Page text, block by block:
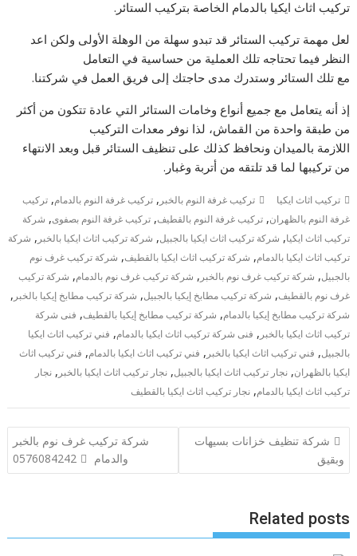
تركيب اثاث ايكيا بالدمام الخاصة بتركيب الستائر.
لعل مهمة تركيب الستائر قد تبدو سهلة من الوهلة الأولى ولكن اعد
النظر فيما تحتاجه تلك العملية من حساسية في التعامل
مع تلك الستائر وستدرك مدى حاجتك إلى فريق العمل في شركتنا.
إذ أنه يتعامل مع جميع أنواع وخامات الستائر التي عادة تتكون من أكثر
من طبقة واحدة من القماش، لذا نوفر معدات التركيب
اللازمة بالميدان ونحافظ كذلك على تنظيف الستائر قبل وبعد الانتهاء
من تركيبها لما قد تلتقه من أتربة وغبار.
تركيب اثاث ايكيا تركيب غرفة النوم بالخبر ,تركيب غرفة النوم بالدمام,تركيب
غرفة النوم بالظهران,تركيب غرفة النوم بالقطيف,تركيب غرفة النوم بصفوى, شركة
تركيب اثاث ايكيا, شركة تركيب اثاث ايكيا بالجبيل, شركة تركيب اثاث ايكيا بالخبر , شركة
تركيب اثاث ايكيا بالدمام, شركة تركيب اثاث ايكيا بالقطيف, شركة تركيب غرف نوم
بالجبيل, شركة تركيب غرف نوم بالخبر , شركة تركيب غرف نوم بالدمام, شركة تركيب
غرف نوم بالقطيف, شركة تركيب مطابخ إيكيا بالجبيل, شركة تركيب مطابخ إيكيا بالخبر ,
شركة تركيب مطابخ إيكيا بالدمام, شركة تركيب مطابخ إيكيا بالقطيف, فنى شركة
تركيب اثاث ايكيا بالخبر , فنى شركة تركيب اثاث ايكيا بالدمام, فني تركيب اثاث ايكيا
بالجبيل, فني تركيب اثاث ايكيا بالخبر , فني تركيب اثاث ايكيا بالدمام, فني تركيب اثاث
ايكيا بالظهران,نجار تركيب اثاث ايكيا بالجبيل,نجار تركيب اثاث ايكيا بالخبر ,نجار
تركيب اثاث ايكيا بالدمام,نجار تركيب اثاث ايكيا بالقطيف
تصفّح
المقالات
شركة تنظيف خزانات بسيهات
وبقيق
شركة تركيب غرف نوم بالخبر
والدمام 0576084242
Related posts